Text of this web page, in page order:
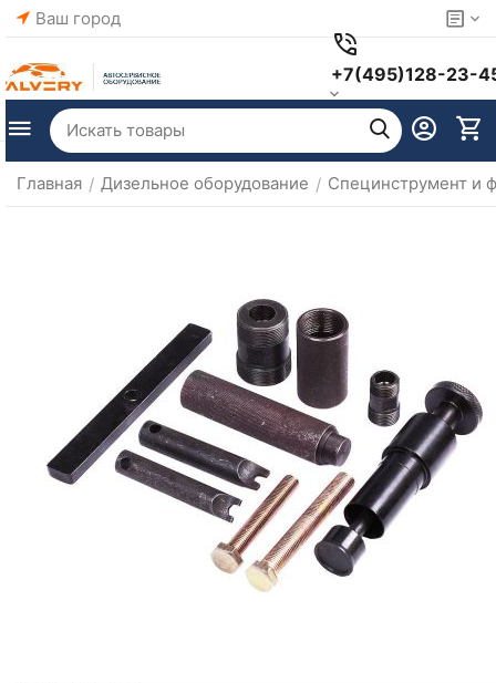
Ваш город
+7(495)128-23-
Главная / Дизельное оборудование / Специнструмент и